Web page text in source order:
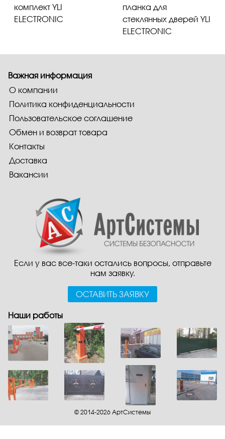
комплект YLI
ELECTRONIC
планка для
стеклянных дверей YLI
ELECTRONIC
Если у вас все-таки остались вопросы, отправьте
нам заявку.
ОСТАВИТЬ ЗАЯВКУ
Важная информация
О компании
Политика конфиденциальности
Пользовательское соглашение
Обмен и возврат товара
Контакты
Доставка
Вакансии
Наши работы
© 2014-2026 АртСистемы